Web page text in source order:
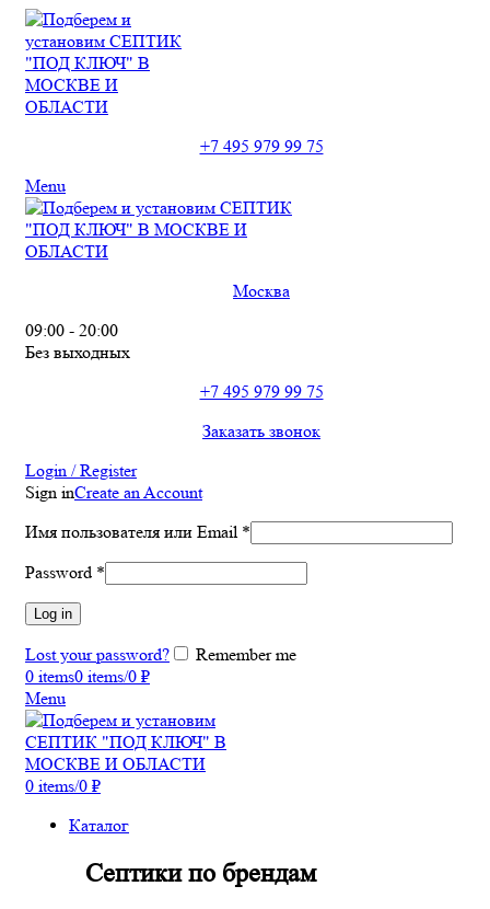
+7 495 979 99 75
Menu
Москва
09:00 - 20:00
Без выходных
+7 495 979 99 75
Заказать звонок
Login / Register
Sign inCreate an Account
Имя пользователя или Email *
Password *
Log in
Lost your password?
Remember me
0 items0 items/0 ₽
Menu
0 items/0 ₽
Каталог
Септики по брендам